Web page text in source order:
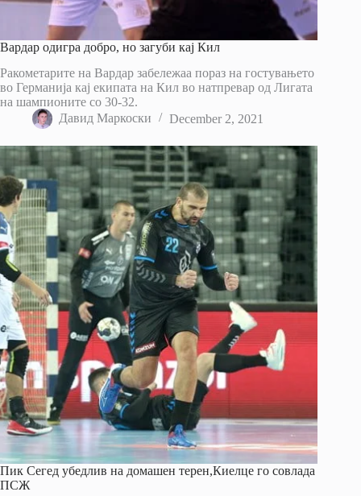
Вардар одигра добро, но загуби кај Кил
Ракометарите на Вардар забележаа пораз на гостувањето
во Германија кај екипата на Кил во натпревар од Лигата
на шампионите со 30-32.
Давид Маркоски
December 2, 2021
Пик Сегед убедлив на домашен терен,Киелце го совлада
ПСЖ